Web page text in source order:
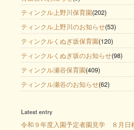
ティンクル上野川保育園(202)
ティンクル上野川のお知らせ(53)
ティンクルくぬぎ坂保育園(120)
ティンクルくぬぎ坂のお知らせ(98)
ティンクル瀬谷保育園(409)
ティンクル瀬谷のお知らせ(62)
Latest entry
令和９年度入園予定者園見学 ８月日